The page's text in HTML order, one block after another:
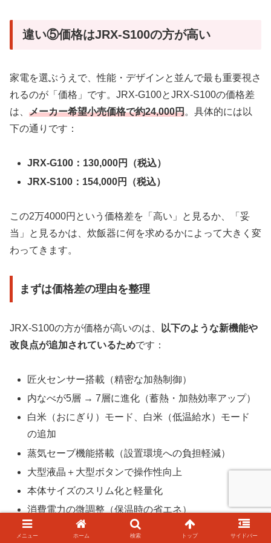
違い⑤価格はJRX-S100の方が高い
家電を選ぶうえで、性能・デザインと並んで最も重要視さ
れるのが「価格」です。JRX-G100とJRX-S100の価格差
は、 メーカー希望小売価格で約24,000円。具体的には以
下の通りです：
JRX-G100：130,000円（税込）
JRX-S100：154,000円（税込）
この2万4000円という価格差を「高い」と見るか、「妥
当」と見るかは、炊飯器に何を求めるかによって大きく変
わってきます。
まずは価格差の理由を整理
JRX-S100の方が価格が高いのは、
以下のような新機能や
改良点が追加されているためです：
匠火センサー搭載（精密な加熱制御）
内なべが5層 → 7層に進化（蓄熱・加熱効率アップ）
白米（おにぎり）モード、白米（低温給水）モード
の追加
蒸気セーブ機能搭載（設置環境への負担軽減）
大型液晶＋大型ボタンで操作性向上
本体サイズのスリム化と軽量化
消費電力の微調整（保温時の省エネ）
メニュー ホーム 検索 トップ サイドバー